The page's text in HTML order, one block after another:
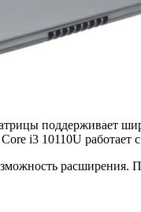
поддерживает
i3 10110U работает